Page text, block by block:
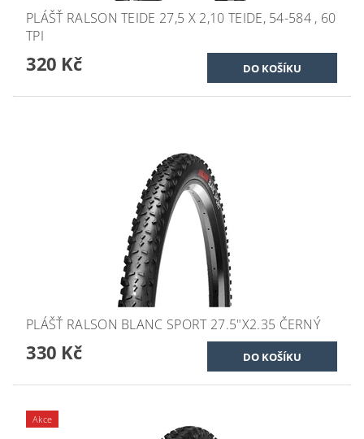
PLÁŠŤ RALSON TEIDE 27,5 X 2,10 TEIDE, 54-584 , 60
TPI
320 Kč
PLÁŠŤ RALSON BLANC SPORT 27.5"X2.35 ČERNÝ
330 Kč
Akce